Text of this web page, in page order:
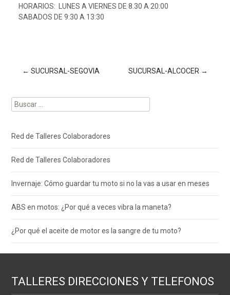
HORARIOS: LUNES A VIERNES DE 8.30 A 20:00
SABADOS DE 9:30 A 13:30
Navegación
de
entradas
← SUCURSAL-SEGOVIA SUCURSAL-ALCOCER →
Buscar:
Red de Talleres Colaboradores
Red de Talleres Colaboradores
Invernaje: Cómo guardar tu moto si no la vas a usar en meses
ABS en motos: ¿Por qué a veces vibra la maneta?
¿Por qué el aceite de motor es la sangre de tu moto?
TALLERES DIRECCIONES Y TELEFONOS